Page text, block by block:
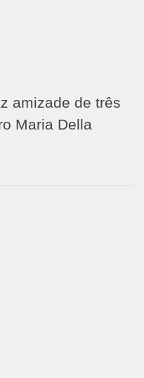
amizade de três
Maria Della